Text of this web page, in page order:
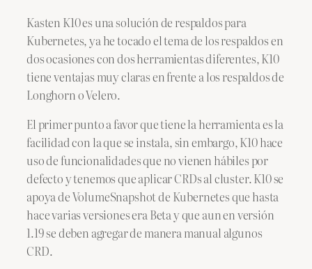
Kasten K10 es una solución de respaldos para
Kubernetes, ya he tocado el tema de los respaldos en
dos ocasiones con dos herramientas diferentes, K10
tiene ventajas muy claras en frente a los respaldos de
Longhorn o Velero.
El primer punto a favor que tiene la herramienta es la
facilidad con la que se instala, sin embargo, K10 hace
uso de funcionalidades que no vienen hábiles por
defecto y tenemos que aplicar CRDs al cluster. K10 se
apoya de VolumeSnapshot de Kubernetes que hasta
hace varias versiones era Beta y que aun en versión
1.19 se deben agregar de manera manual algunos
CRD.